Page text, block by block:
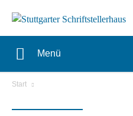
Menü
Start